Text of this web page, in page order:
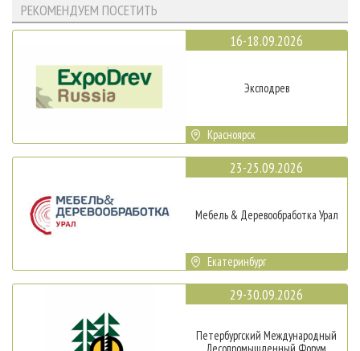
РЕКОМЕНДУЕМ ПОСЕТИТЬ
16-18.09.2026
Эксподрев
Красноярск
23-25.09.2026
Мебель & Деревообработка Урал
Екатеринбург
29-30.09.2026
Петербургский Международный